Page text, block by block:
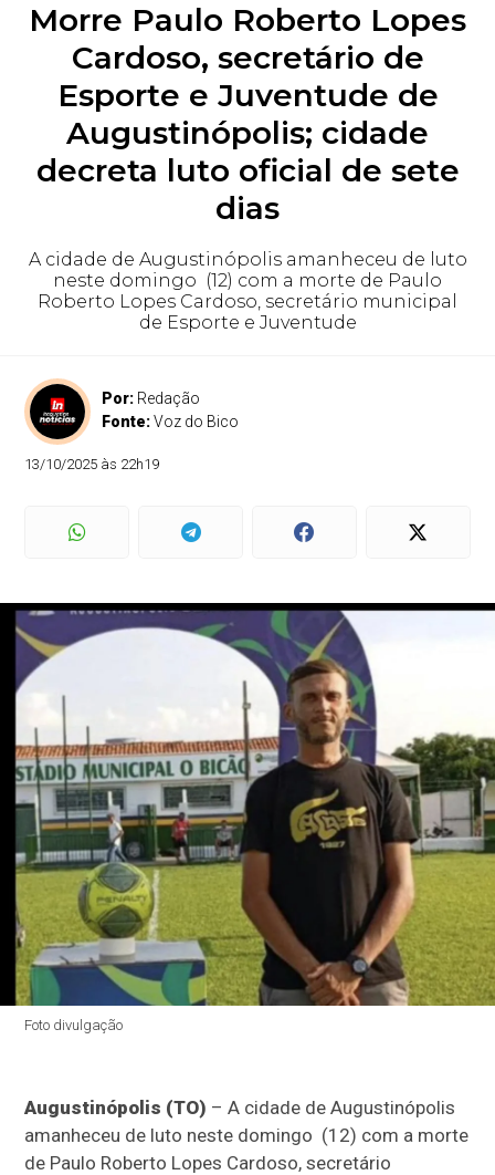
Morre Paulo Roberto Lopes
Cardoso, secretário de
Esporte e Juventude de
Augustinópolis; cidade
decreta luto oficial de sete
dias
A cidade de Augustinópolis amanheceu de luto
neste domingo (12) com a morte de Paulo
Roberto Lopes Cardoso, secretário municipal
de Esporte e Juventude
Por: Redação
Fonte:Voz do Bico
13/10/2025 às 22h19
Foto divulgação
Augustinópolis (TO) – A cidade de Augustinópolis
amanheceu de luto neste domingo (12) com a morte
de Paulo Roberto Lopes Cardoso, secretário